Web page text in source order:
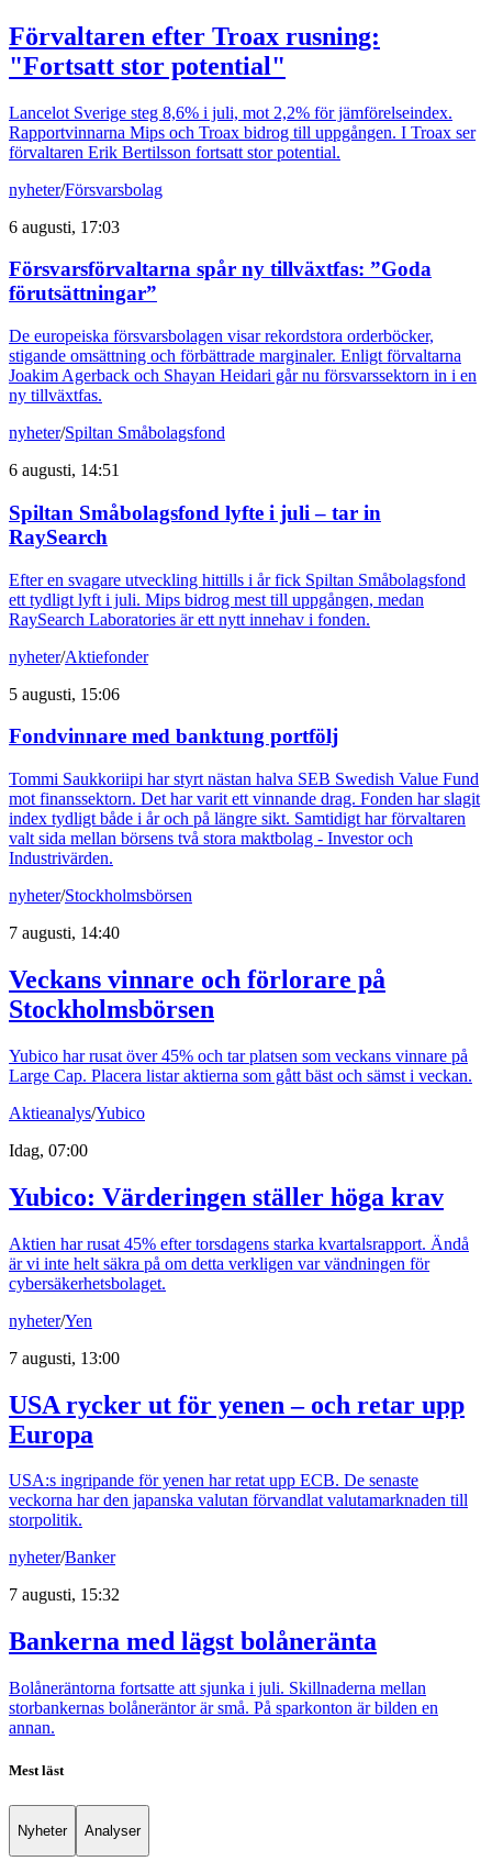
Förvaltaren efter Troax rusning:
"Fortsatt stor potential"
Lancelot Sverige steg 8,6% i juli, mot 2,2% för jämförelseindex.
Rapportvinnarna Mips och Troax bidrog till uppgången. I Troax ser
förvaltaren Erik Bertilsson fortsatt stor potential.
nyheter/Försvarsbolag
6 augusti, 17:03
Försvarsförvaltarna spår ny tillväxtfas: ”Goda
förutsättningar”
De europeiska försvarsbolagen visar rekordstora orderböcker,
stigande omsättning och förbättrade marginaler. Enligt förvaltarna
Joakim Agerback och Shayan Heidari går nu försvarssektorn in i en
ny tillväxtfas.
nyheter/Spiltan Småbolagsfond
6 augusti, 14:51
Spiltan Småbolagsfond lyfte i juli – tar in
RaySearch
Efter en svagare utveckling hittills i år fick Spiltan Småbolagsfond
ett tydligt lyft i juli. Mips bidrog mest till uppgången, medan
RaySearch Laboratories är ett nytt innehav i fonden.
nyheter/Aktiefonder
5 augusti, 15:06
Fondvinnare med banktung portfölj
Tommi Saukkoriipi har styrt nästan halva SEB Swedish Value Fund
mot finanssektorn. Det har varit ett vinnande drag. Fonden har slagit
index tydligt både i år och på längre sikt. Samtidigt har förvaltaren
valt sida mellan börsens två stora maktbolag - Investor och
Industrivärden.
nyheter/Stockholmsbörsen
7 augusti, 14:40
Veckans vinnare och förlorare på
Stockholmsbörsen
Yubico har rusat över 45% och tar platsen som veckans vinnare på
Large Cap. Placera listar aktierna som gått bäst och sämst i veckan.
Aktieanalys/Yubico
Idag, 07:00
Yubico: Värderingen ställer höga krav
Aktien har rusat 45% efter torsdagens starka kvartalsrapport. Ändå
är vi inte helt säkra på om detta verkligen var vändningen för
cybersäkerhetsbolaget.
nyheter/Yen
7 augusti, 13:00
USA rycker ut för yenen – och retar upp
Europa
USA:s ingripande för yenen har retat upp ECB. De senaste
veckorna har den japanska valutan förvandlat valutamarknaden till
storpolitik.
nyheter/Banker
7 augusti, 15:32
Bankerna med lägst bolåneränta
Bolåneräntorna fortsatte att sjunka i juli. Skillnaderna mellan
storbankernas bolåneräntor är små. På sparkonton är bilden en
annan.
Mest läst
Nyheter Analyser